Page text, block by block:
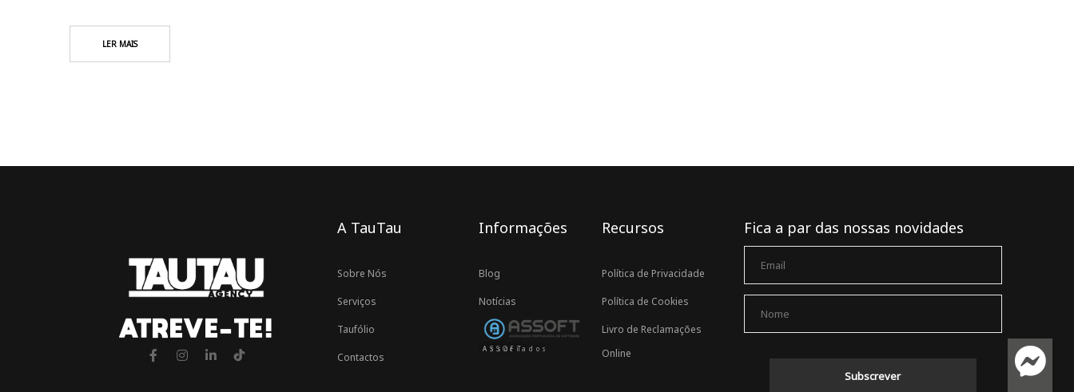
LER MAIS
ATREVE-TE!
A TauTau
Sobre Nós
Serviços
Taufólio
Contactos
Informações
Blog
Notícias
Associados ASSOFT
Recursos
Política de Privacidade
Política de Cookies
Livro de Reclamações
Online
Fica a par das nossas novidades